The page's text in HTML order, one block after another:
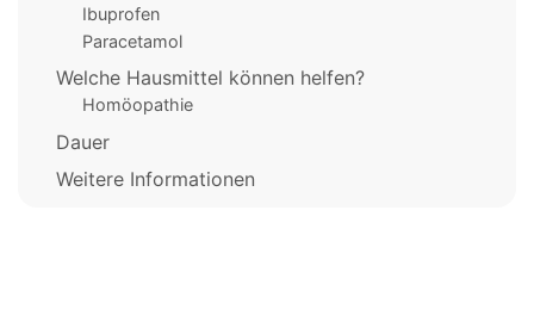
Ibuprofen
Paracetamol
Welche Hausmittel können helfen?
Homöopathie
Dauer
Weitere Informationen